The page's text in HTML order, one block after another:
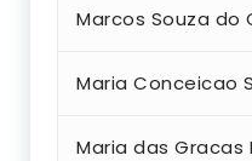
Marcos Souza do
Maria Conceicao
Maria das Gracas